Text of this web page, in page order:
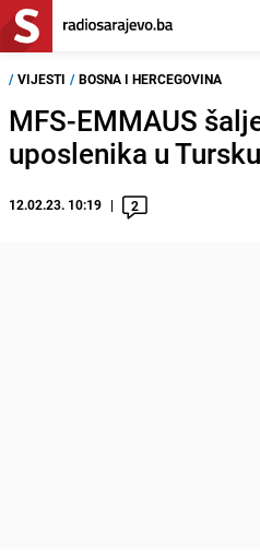
/ VIJESTI / BOSNA I HERCEGOVINA
MFS-EMMAUS
uposlenika u Tursku
12.02.23. 10:19 2